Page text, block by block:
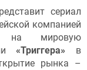
сериал
компанией
на мировую
«Триггера» в
рынка –